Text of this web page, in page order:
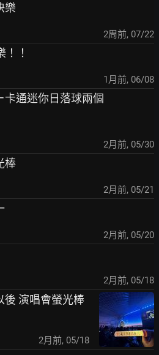
樂
2周前, 07/22
！！
1月前, 06/08
卡通迷你日落球兩個
2月前, 05/30
棒
2月前, 05/21
2月前, 05/20
2月前, 05/18
後 演唱會螢光棒
2月前, 05/18